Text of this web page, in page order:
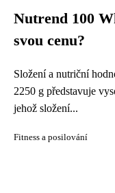
Nutrend 100
svou cenu?
Složení a nutriční
2250 g představuje
jehož složení...
Fitness a posilování